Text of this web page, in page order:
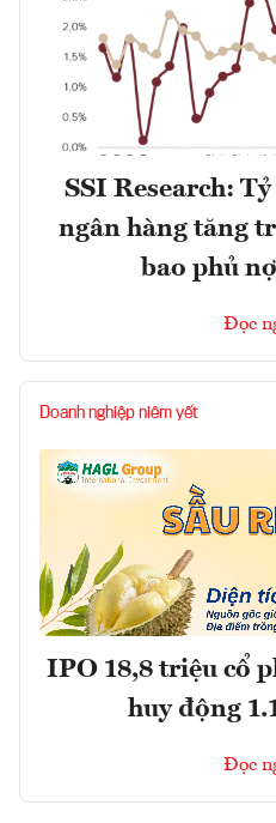
SSI Research:
ngân hàng tăng
bao phủ
Đọc
Doanh nghiệp niêm yết
IPO 18,8 triệu cổ
huy động
Đọc